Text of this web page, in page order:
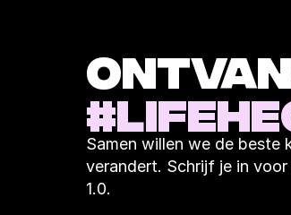
Samen willen we de beste
verandert. Schrijf je in
1.0.